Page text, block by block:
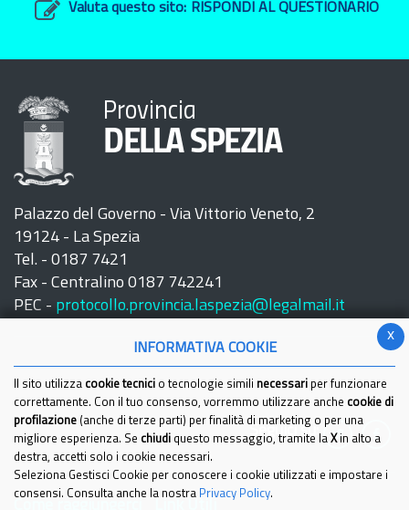
Valuta questo sito: RISPONDI AL QUESTIONARIO
Provincia
DELLA SPEZIA
Palazzo del Governo - Via Vittorio Veneto, 2
19124 - La Spezia
Tel. - 0187 7421
Fax - Centralino 0187 742241
PEC - protocollo.provincia.laspezia@legalmail.it
Seguici su:
x
INFORMATIVA COOKIE
Il sito utilizza cookie tecnici o tecnologie simili necessari per funzionare
correttamente. Con il tuo consenso, vorremmo utilizzare anche cookie di
profilazione (anche di terze parti) per finalità di marketing o per una
migliore esperienza. Se chiudi questo messaggio, tramite la Xin alto a
destra, accetti solo i cookie necessari.
Seleziona Gestisci Cookie per conoscere i cookie utilizzati e impostare i
consensi. Consulta anche la nostra Privacy Policy.